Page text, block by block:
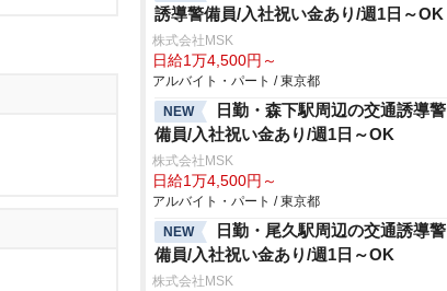
誘導警備員/入社祝い金あり/週1日～OK
株式会社MSK
日給1万4,500円～
アルバイト・パート / 東京都
NEW
日勤・森下駅周辺の交通誘導警
備員/入社祝い金あり/週1日～OK
株式会社MSK
日給1万4,500円～
アルバイト・パート / 東京都
NEW
日勤・尾久駅周辺の交通誘導警
備員/入社祝い金あり/週1日～OK
株式会社MSK